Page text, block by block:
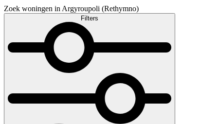
Zoek woningen in Argyroupoli (Rethymno)
Filters